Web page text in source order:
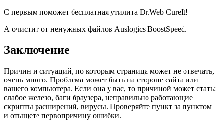
С первым поможет бесплатная утилита Dr.Web CureIt!
А очистит от ненужных файлов Auslogics BoostSpeed.
Заключение
Причин и ситуаций, по которым страница может не отвечать,
очень много. Проблема может быть на стороне сайта или
вашего компьютера. Если она у вас, то причиной может стать:
слабое железо, баги браузера, неправильно работающие
скрипты расширений, вирусы. Проверяйте пункт за пунктом
и отыщете первопричину ошибки.